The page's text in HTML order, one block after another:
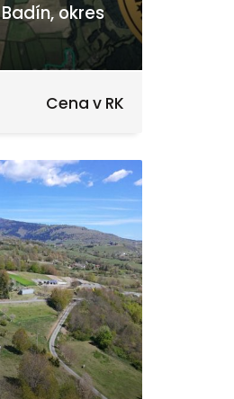
okres
Cena v RK